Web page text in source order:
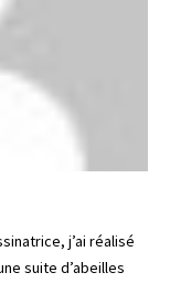
j’ai réalisé
suite d’abeilles